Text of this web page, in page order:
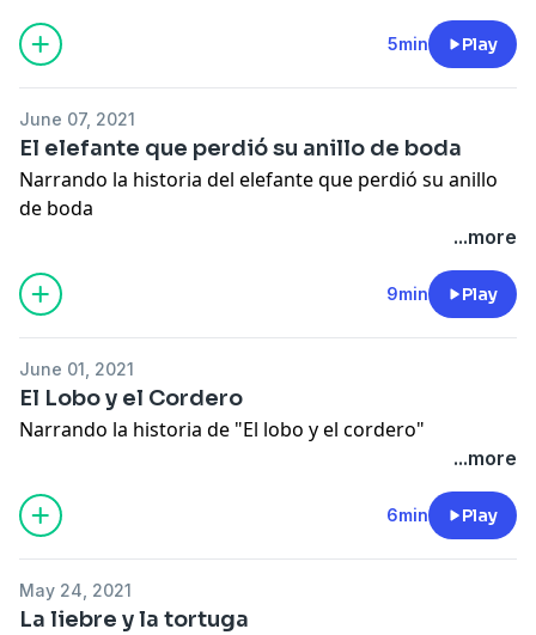
5min Play
June 07, 2021
El elefante que perdió su anillo de boda
Narrando la historia del elefante que perdió su anillo
de boda
...more
9min Play
June 01, 2021
El Lobo y el Cordero
Narrando la historia de "El lobo y el cordero"
...more
6min Play
May 24, 2021
La liebre y la tortuga